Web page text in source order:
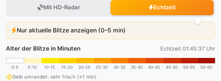
Mit HD-Radar Echtzeit
Nur aktuelle Blitze anzeigen (0–5 min)
Alter der Blitze in Minuten Echtzeit 01:45:37 Uhr
0-5 5-10 10-15 15-20 20-25 25-30 30-35 35-40 40-45 45-50 50-55 55-60
Gelb umrandet: sehr frisch (≤1 min)